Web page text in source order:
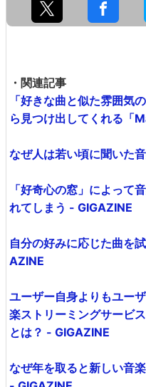
・関連記事
「好きな曲と似た雰囲気
ら見つけ出してくれる「
なぜ人は若い頃に聞いた
「好奇心の窓」によって
れてしまう - GIGAZINE
自分の好みに応じた曲を
AZINE
ユーザー自身よりもユー
楽ストリーミングサービ
とは？ - GIGAZINE
なぜ年を取ると新しい音